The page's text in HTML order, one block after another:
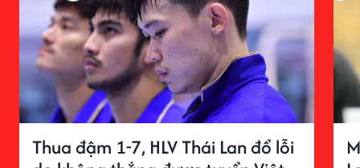
Thua đậm 1-7, HLV Thái Lan đổ lỗi